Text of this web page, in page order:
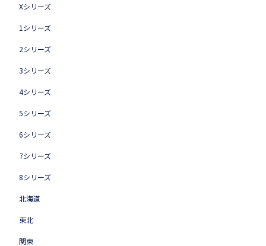
Xシリーズ
1シリーズ
2シリーズ
3シリーズ
4シリーズ
5シリーズ
6シリーズ
7シリーズ
8シリーズ
北海道
東北
関東